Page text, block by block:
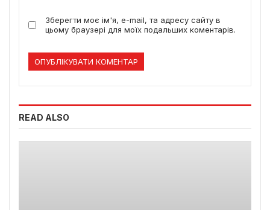
Зберегти моє ім'я, e-mail, та адресу сайту в
цьому браузері для моїх подальших коментарів.
READ ALSO